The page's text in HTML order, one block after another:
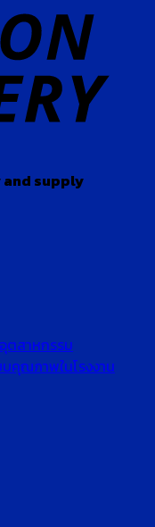
supply
ตสาหกรรม
คุณภาพในโรงงาน